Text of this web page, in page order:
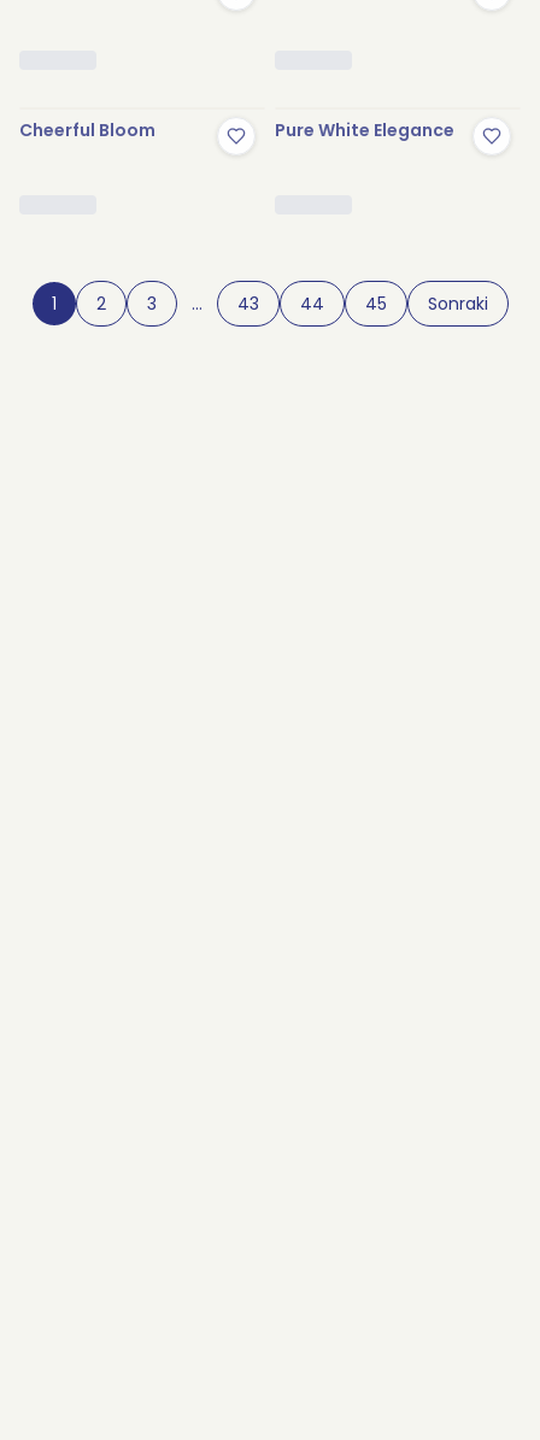
Cheerful Bloom Pure White Elegance
1 2 3 … 43 44 45 Sonraki